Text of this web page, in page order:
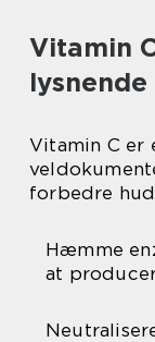
Vitamin
Vitamin C er
forbedre
Hæmme
at